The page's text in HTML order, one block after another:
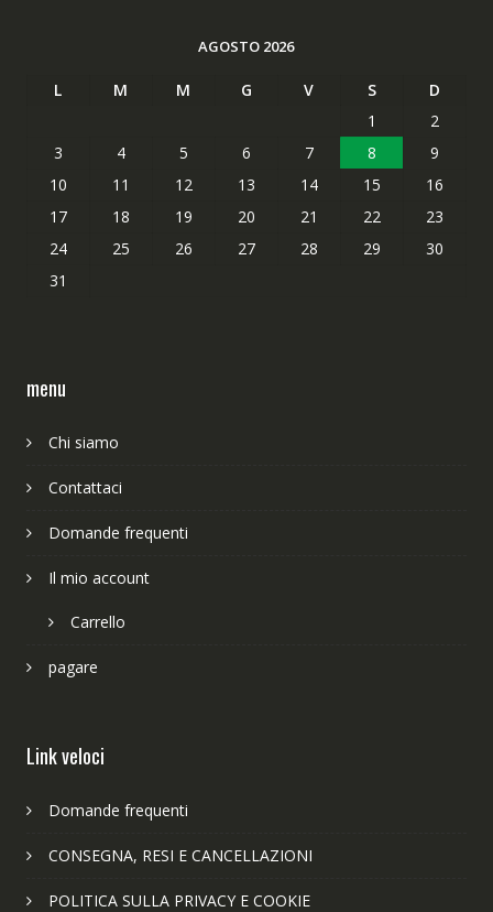
AGOSTO 2026
L M M G V S
D
1
2
3
4 5 6 7 8
9
10
11 12 13 14 15
16
17
18 19 20 21 22
23
24
25 26 27 28 29
30
31
menu
Chi siamo
Contattaci
Domande frequenti
Il mio account
Carrello
pagare
Link veloci
Domande frequenti
CONSEGNA, RESI E CANCELLAZIONI
POLITICA SULLA PRIVACY E COOKIE